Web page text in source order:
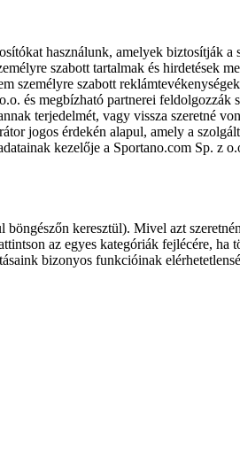
használunk, amelyek biztosítják a
szabott tartalmak és hirdetések
személyre szabott
megbízható partnerei feldolgozzák
terjedelmét, vagy vissza szeretné
jogos érdekén alapul, amely a
kezelője a Sportano.com Sp. z
keresztül). Mivel azt
az egyes kategóriák fejlécére, ha
bizonyos funkcióinak